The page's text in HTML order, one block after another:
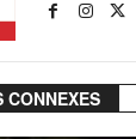
CONNEXES